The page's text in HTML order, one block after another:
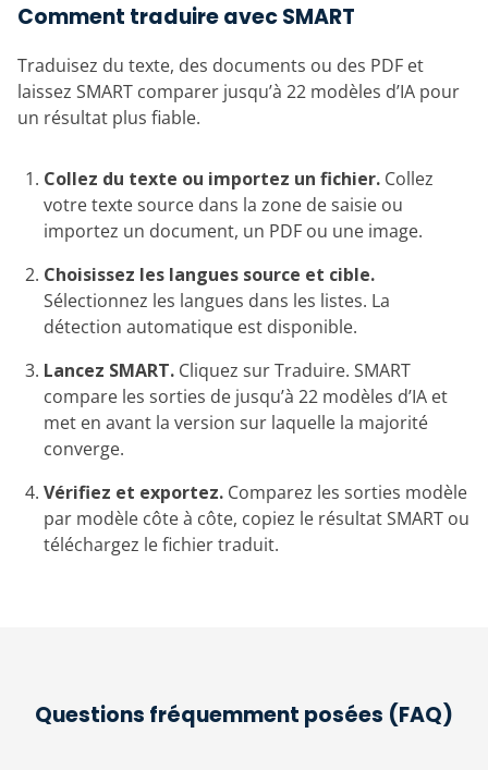
Comment traduire avec SMART
Traduisez du texte, des documents ou des PDF et
laissez SMART comparer jusqu’à 22 modèles d’IA pour
un résultat plus fiable.
Collez du texte ou importez un fichier. Collez
votre texte source dans la zone de saisie ou
importez un document, un PDF ou une image.
Choisissez les langues source et cible.
Sélectionnez les langues dans les listes. La
détection automatique est disponible.
Lancez SMART. Cliquez sur Traduire. SMART
compare les sorties de jusqu’à 22 modèles d’IA et
met en avant la version sur laquelle la majorité
converge.
Vérifiez et exportez. Comparez les sorties modèle
par modèle côte à côte, copiez le résultat SMART ou
téléchargez le fichier traduit.
Questions fréquemment posées (FAQ)